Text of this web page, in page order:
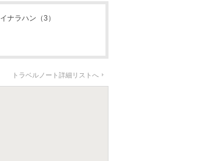
イナラハン （3）
トラベルノート詳細リストへ
チャラン・パゴ・オルド